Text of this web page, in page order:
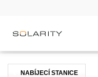
Porovnat
NABÍJECÍ STANICE